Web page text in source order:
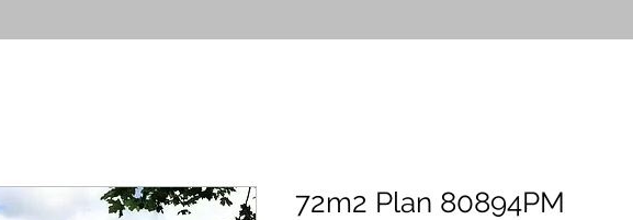
72m2 Plan 80894PM